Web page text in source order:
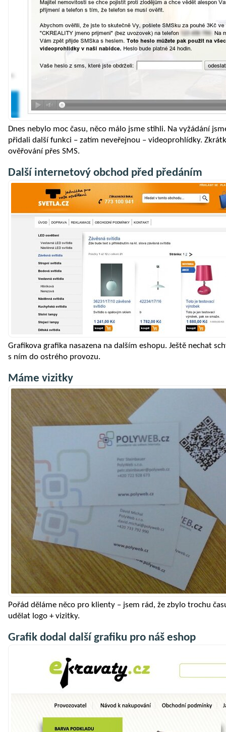
Dnes nebylo moc času, něco málo jsme stihli. Na vyžádání
přidali další funkci – zatím neveřejnou – videoprohlídky.
ověřování přes SMS.
Další internetový obchod před předáním
Grafikova grafika nasazena na dalším eshopu. Ještě nechat
s ním do ostrého provozu.
Máme vizitky
Pořád děláme něco pro klienty – jsem rád, že zbylo trochu
udělat logo + vizitky.
Grafik dodal další grafiku pro náš eshop